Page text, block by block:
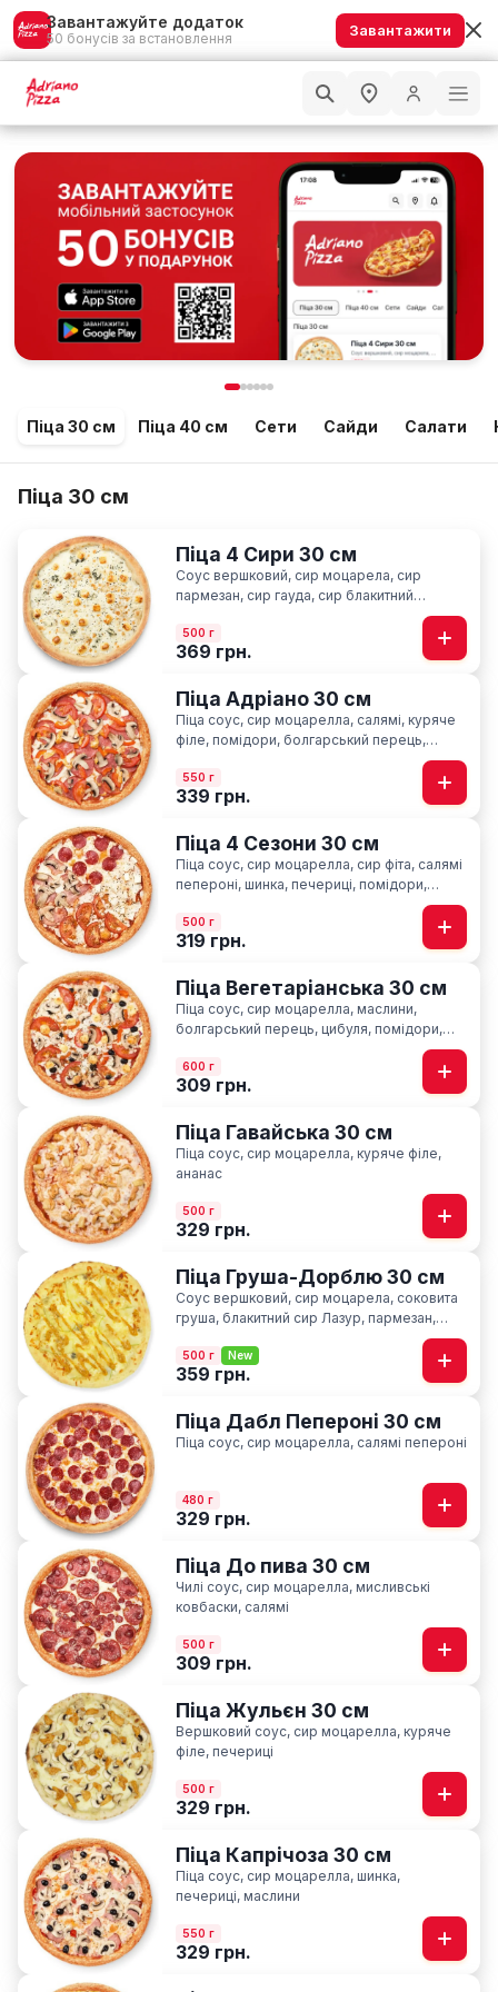
Завантажуйте додаток
50 бонусів за встановлення Завантажити
Піца 30 см Піца 40 см Сети Сайди Салати
Піца 30 см
Піца 4 Сири 30 см
Соус вершковий, сир моцарела, сир
пармезан, сир гауда, сир блакитний
500 г
369 грн.
Піца Адріано 30 см
Піца соус, сир моцарелла, салямі, куряче
філе, помідори, болгарський перець,
550 г
339 грн.
Піца 4 Сезони 30 см
Піца соус, сир моцарелла, cир фіта, салямі
пепероні, шинка, печериці, помідори,
500 г
319 грн.
Піца Вегетаріанська 30 см
Піца соус, сир моцарелла, маслини,
болгарський перець, цибуля, помідори,
600 г
309 грн.
Піца Гавайська 30 см
Піца соус, сир моцарелла, куряче філе,
ананас
500 г
329 грн.
Піца Груша-Дорблю 30 см
Соус вершковий, сир моцарела, соковита
груша, блакитний сир Лазур, пармезан,
500 г New
359 грн.
Піца Дабл Пепероні 30 см
Піца соус, сир моцарелла, салямі пепероні
480 г
329 грн.
Піца До пива 30 см
Чилі соус, сир моцарелла, мисливські
ковбаски, салямі
500 г
309 грн.
Піца Жульєн 30 см
Вершковий соус, сир моцарелла, куряче
філе, печериці
500 г
329 грн.
Піца Капрічоза 30 см
Піца соус, сир моцарелла, шинка,
печериці, маслини
550 г
329 грн.